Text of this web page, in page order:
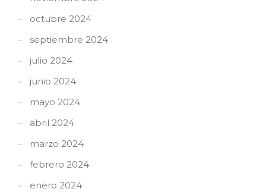
octubre 2024
septiembre 2024
julio 2024
junio 2024
mayo 2024
abril 2024
marzo 2024
febrero 2024
enero 2024